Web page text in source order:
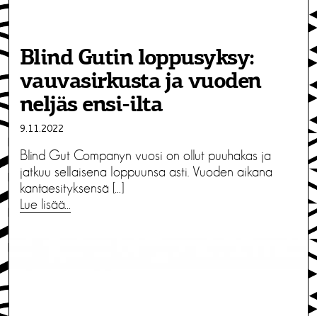
Blind Gutin loppusyksy:
vauvasirkusta ja vuoden
neljäs ensi-ilta
9.11.2022
Blind Gut Companyn vuosi on ollut puuhakas ja
jatkuu sellaisena loppuunsa asti. Vuoden aikana
kantaesityksensä […]
Lue lisää…